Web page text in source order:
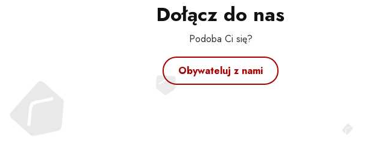
Dołącz do nas
Podoba Ci się?
Obywateluj z nami